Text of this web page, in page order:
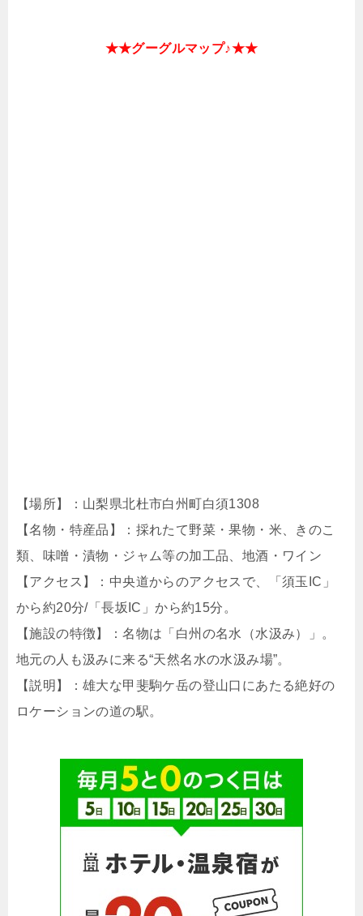
★★グーグルマップ♪★★
【場所】：山梨県北杜市白州町白須1308
【名物・特産品】：採れたて野菜・果物・米、きのこ
類、味噌・漬物・ジャム等の加工品、地酒・ワイン
【アクセス】：中央道からのアクセスで、「須玉IC」
から約20分/「長坂IC」から約15分。
【施設の特徴】：名物は「白州の名水（水汲み）」。
地元の人も汲みに来る“天然名水の水汲み場”。
【説明】：雄大な甲斐駒ケ岳の登山口にあたる絶好の
ロケーションの道の駅。